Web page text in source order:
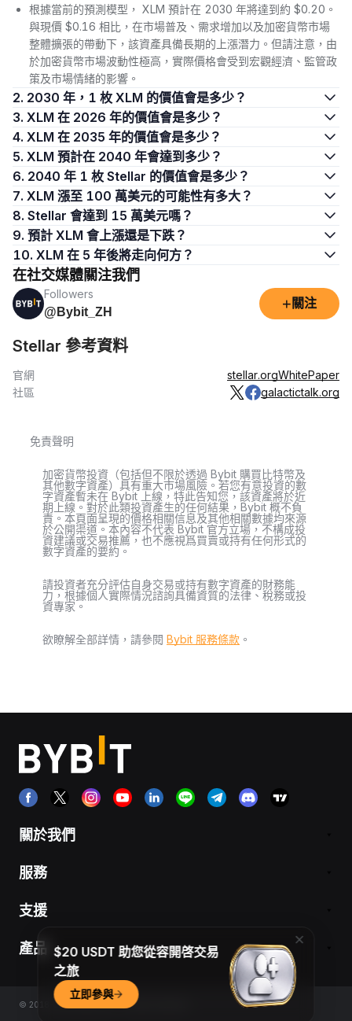
根據當前的預測模型， XLM 預計在 2030 年將達到約 $0.20。
與現價 $0.16 相比，在市場普及、需求增加以及加密貨幣市場
整體擴張的帶動下，該資產具備長期的上漲潛力。但請注意，由
於加密貨幣市場波動性極高，實際價格會受到宏觀經濟、監管政
策及市場情緒的影響。
2. 2030 年，1 枚 XLM 的價值會是多少？
3. XLM 在 2026 年的價值會是多少？
4. XLM 在 2035 年的價值會是多少？
5. XLM 預計在 2040 年會達到多少？
6. 2040 年 1 枚 Stellar 的價值會是多少？
7. XLM 漲至 100 萬美元的可能性有多大？
8. Stellar 會達到 15 萬美元嗎？
9. 預計 XLM 會上漲還是下跌？
10. XLM 在 5 年後將走向何方？
在社交媒體關注我們
Followers
@Bybit_ZH
+ 關注
Stellar 參考資料
官網 stellar.orgWhitePaper
社區
galactictalk.org
免責聲明
加密貨幣投資（包括但不限於透過 Bybit 購買比特幣及
其他數字資產）具有重大市場風險。若您有意投資的數
字資產暫未在 Bybit 上線，特此告知您，該資產將於近
期上線。對於此類投資產生的任何結果，Bybit 概不負
責。本頁面呈現的價格相關信息及其他相關數據均來源
於公開渠道。本內容不代表 Bybit 官方立場，不構成投
資建議或交易推薦，也不應視爲買賣或持有任何形式的
數字資產的要約。
請投資者充分評估自身交易或持有數字資產的財務能
力，根據個人實際情況諮詢具備資質的法律、稅務或投
資專家。
欲瞭解全部詳情，請參閱 Bybit 服務條款 。
關於我們
服務
支援
產品
© 2018-2026 Bybit.com. All rights reserved.
$20 USDT 助您從容開啓交易
之旅
立即參與